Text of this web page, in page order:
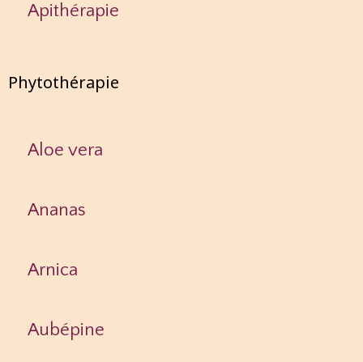
Apithérapie
Phytothérapie
Aloe vera
Ananas
Arnica
Aubépine